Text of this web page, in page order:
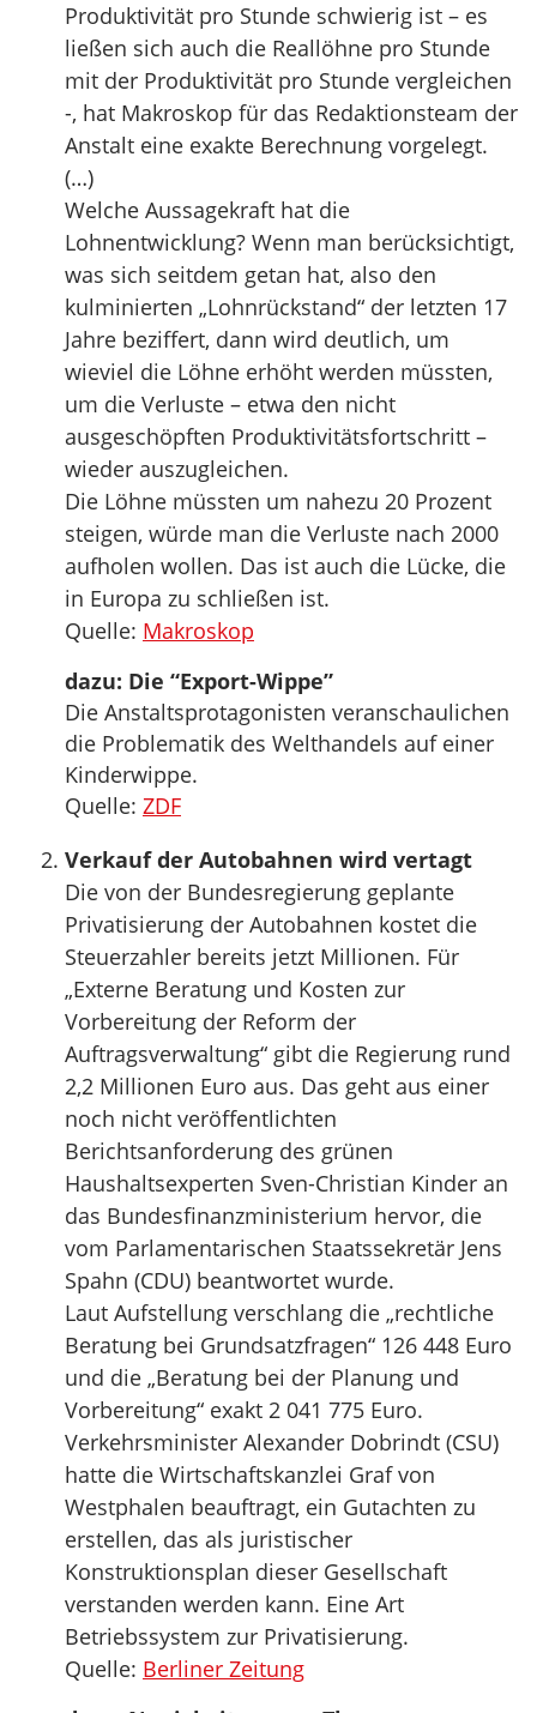
Produktivität pro Stunde schwierig ist – es
ließen sich auch die Reallöhne pro Stunde
mit der Produktivität pro Stunde vergleichen
-, hat Makroskop für das Redaktionsteam der
Anstalt eine exakte Berechnung vorgelegt.
(…)
Welche Aussagekraft hat die
Lohnentwicklung? Wenn man berücksichtigt,
was sich seitdem getan hat, also den
kulminierten „Lohnrückstand“ der letzten 17
Jahre beziffert, dann wird deutlich, um
wieviel die Löhne erhöht werden müssten,
um die Verluste – etwa den nicht
ausgeschöpften Produktivitätsfortschritt –
wieder auszugleichen.
Die Löhne müssten um nahezu 20 Prozent
steigen, würde man die Verluste nach 2000
aufholen wollen. Das ist auch die Lücke, die
in Europa zu schließen ist.
Quelle: Makroskop
dazu: Die “Export-Wippe”
Die Anstaltsprotagonisten veranschaulichen
die Problematik des Welthandels auf einer
Kinderwippe.
Quelle: ZDF
Verkauf der Autobahnen wird vertagt
Die von der Bundesregierung geplante
Privatisierung der Autobahnen kostet die
Steuerzahler bereits jetzt Millionen. Für
„Externe Beratung und Kosten zur
Vorbereitung der Reform der
Auftragsverwaltung“ gibt die Regierung rund
2,2 Millionen Euro aus. Das geht aus einer
noch nicht veröffentlichten
Berichtsanforderung des grünen
Haushaltsexperten Sven-Christian Kinder an
das Bundesfinanzministerium hervor, die
vom Parlamentarischen Staatssekretär Jens
Spahn (CDU) beantwortet wurde.
Laut Aufstellung verschlang die „rechtliche
Beratung bei Grundsatzfragen“ 126 448 Euro
und die „Beratung bei der Planung und
Vorbereitung“ exakt 2 041 775 Euro.
Verkehrsminister Alexander Dobrindt (CSU)
hatte die Wirtschaftskanzlei Graf von
Westphalen beauftragt, ein Gutachten zu
erstellen, das als juristischer
Konstruktionsplan dieser Gesellschaft
verstanden werden kann. Eine Art
Betriebssystem zur Privatisierung.
Quelle: Berliner Zeitung